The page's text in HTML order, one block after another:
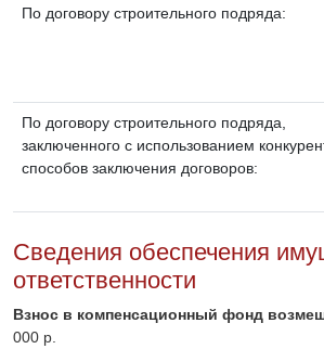
По договору строительного подряда:
По договору строительного подряда,
заключенного с использованием
способов заключения договоров:
Сведения обеспечения
ответственности
Взнос в компенсационный фонд
000 р.